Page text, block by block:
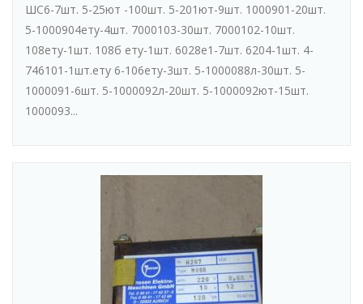
ШС6-7шт. 5-25ют -100шт. 5-201ют-9шт. 1000901-20шт.
5-1000904ету-4шт. 7000103-30шт. 7000102-10шт.
108ету-1шт. 108б ету-1шт. 6028е1-7шт. 6204-1шт. 4-
746101-1шт.ету 6-106ету-3шт. 5-1000088л-30шт. 5-
1000091-6шт. 5-1000092л-20шт. 5-1000092ют-15шт.
1000093...